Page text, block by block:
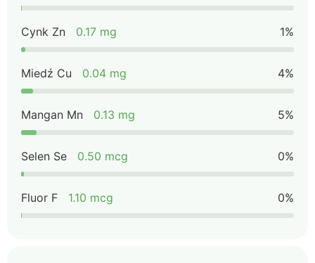
Cynk Zn 0.17 mg 1%
Miedź Cu 0.04 mg 4%
Mangan Mn 0.13 mg 5%
Selen Se 0.50 mcg 0%
Fluor F 1.10 mcg 0%